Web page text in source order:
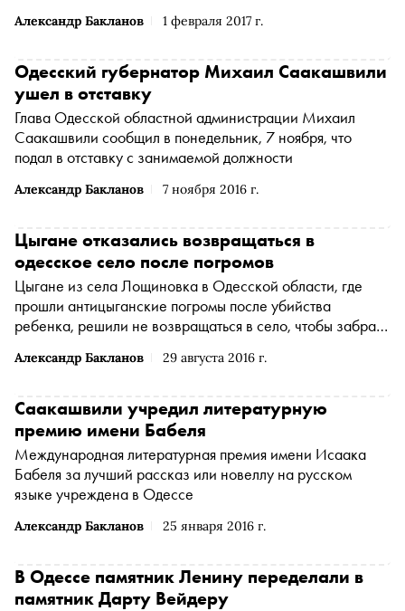
Александр Бакланов 1 февраля 2017 г.
Александр Бакланов 7 ноября 2016 г.
Одесский губернатор Михаил Саакашвили
ушел в отставку
Глава Одесской областной администрации Михаил
Саакашвили сообщил в понедельник, 7 ноября, что
подал в отставку с занимаемой должности
Александр Бакланов 29 августа 2016 г.
Цыгане отказались возвращаться в
одесское село после погромов
Цыгане из села Лощиновка в Одесской области, где
прошли антицыганские погромы после убийства
ребенка, решили не возвращаться в село, чтобы забрать
Александр Бакланов 25 января 2016 г.
Саакашвили учредил литературную
премию имени Бабеля
Международная литературная премия имени Исаака
Бабеля за лучший рассказ или новеллу на русском
языке учреждена в Одессе
В Одессе памятник Ленину переделали в
памятник Дарту Вейдеру